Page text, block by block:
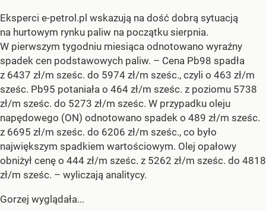
Eksperci e-petrol.pl wskazują na dość dobrą sytuacją
na hurtowym rynku paliw na początku sierpnia.
W pierwszym tygodniu miesiąca odnotowano wyraźny
spadek cen podstawowych paliw. – Cena Pb98 spadła
z 6437 zł/m sześc. do 5974 zł/m sześc., czyli o 463 zł/m
sześc. Pb95 potaniała o 464 zł/m sześc. z poziomu 5738
zł/m sześc. do 5273 zł/m sześc. W przypadku oleju
napędowego (ON) odnotowano spadek o 489 zł/m sześc.
z 6695 zł/m sześc. do 6206 zł/m sześc., co było
największym spadkiem wartościowym. Olej opałowy
obniżył cenę o 444 zł/m sześc. z 5262 zł/m sześc. do 4818
zł/m sześc. – wyliczają analitycy.
Gorzej wyglądała...